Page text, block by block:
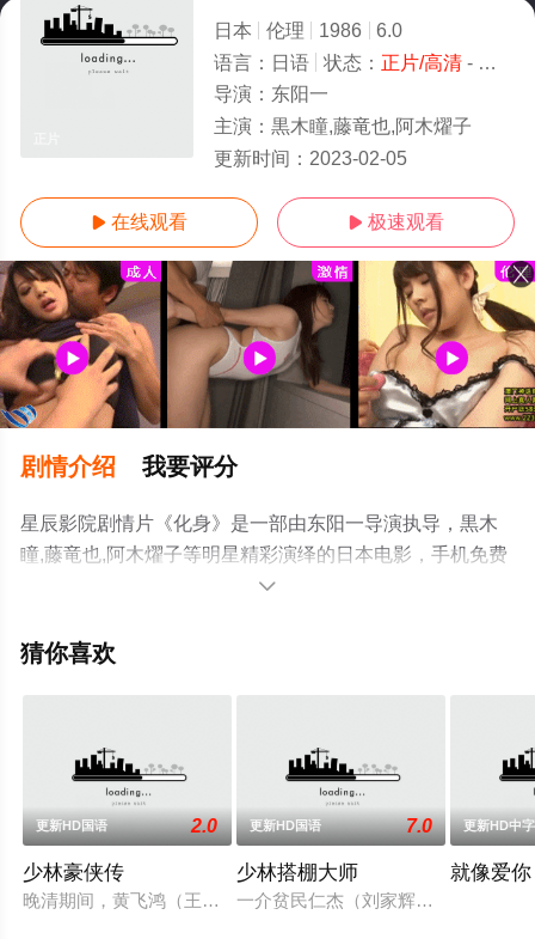
日本 伦理 1986
6.0
语言： 日语 状态： 正片/高清- 免费在线观看
导演： 东阳一
主演： 黒木瞳,藤竜也,阿木燿子
更新时间： 2023-02-05
 在线观看  极速观看
剧情介绍 我要评分
星辰影院剧情片《化身》是一部由东阳一导演执导，黒木
瞳,藤竜也,阿木燿子等明星精彩演绎的日本电影，手机免费
观看高清无删减完整版电影大全就来星辰影视，更多相关

猜你喜欢
更新HD国语 2.0
少林豪侠传
晚清期间，黄飞鸿（王群 饰）作为南派少林武功传人，在佛山
更新HD国语 7.0
少林搭棚大师
一介贫民仁杰（刘家辉）为惩罚平时
更新HD中字
就像爱你